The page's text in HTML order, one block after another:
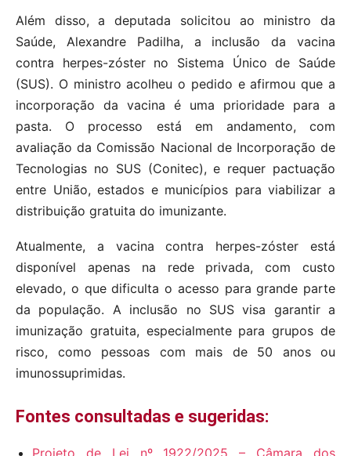
Além disso, a deputada solicitou ao ministro da
Saúde, Alexandre Padilha, a inclusão da vacina
contra herpes-zóster no Sistema Único de Saúde
(SUS). O ministro acolheu o pedido e afirmou que a
incorporação da vacina é uma prioridade para a
pasta.
O processo está em andamento, com
avaliação da Comissão Nacional de Incorporação de
Tecnologias no SUS (Conitec), e requer pactuação
entre União, estados e municípios para viabilizar a
distribuição gratuita do imunizante.
Atualmente, a vacina contra herpes-zóster está
disponível apenas na rede privada, com custo
elevado, o que dificulta o acesso para grande parte
da população. A inclusão no SUS visa garantir a
imunização gratuita, especialmente para grupos de
risco, como pessoas com mais de 50 anos ou
imunossuprimidas.
Fontes consultadas e sugeridas: